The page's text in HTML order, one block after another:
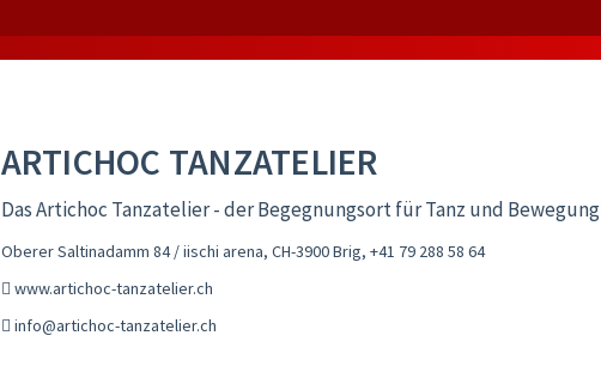
ARTICHOC TANZATELIER
Das Artichoc Tanzatelier - der Begegnungsort für Tanz und
Oberer Saltinadamm 84 / iischi arena, CH-3900 Brig, +41 79 288 58 64
www.artichoc-tanzatelier.ch
info@artichoc-tanzatelier.ch